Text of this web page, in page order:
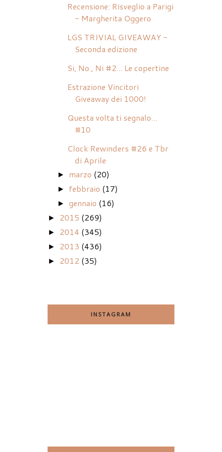
Recensione: Risveglio a Parigi
- Margherita Oggero
LGS TRIVIAL GIVEAWAY -
Seconda edizione
Si, No., Ni #2... Le copertine
Estrazione Vincitori
Giveaway dei 1000!
Questa volta ti segnalo...
#10
Clock Rewinders #26 e Tbr
di Aprile
► marzo (20)
► febbraio (17)
►gennaio (16)
► 2015 (269)
► 2014 (345)
► 2013 (436)
► 2012 (35)
INSTAGRAM